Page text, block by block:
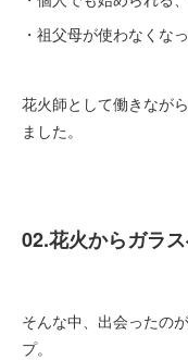
・祖父母が使わなくな
花火師として働きなが
ました。
02.花火からガラ
そんな中、出会ったの
プ。